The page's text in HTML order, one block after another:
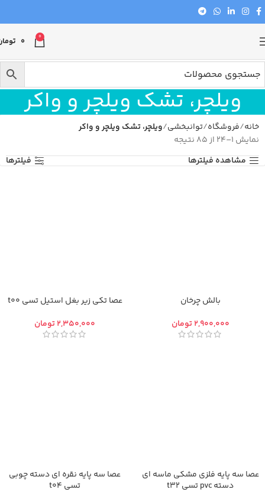
0
0
ویلچر، تشک ویلچر و واکر
خانه فروشگاه توانبخشی ویلچر، تشک ویلچر و واکر
نمایش 1–24 از 85 نتیجه
مشاهده فیلترها
فیلترها
بالش چرخان
تومان
عصا تکی زیر بغل استیل تسی t00
تومان
عصا سه پایه فلزی مشکی ماسه ای
دسته pvc تسی t32
عصا سه پایه نقره ای دسته چوبی
تسی t04